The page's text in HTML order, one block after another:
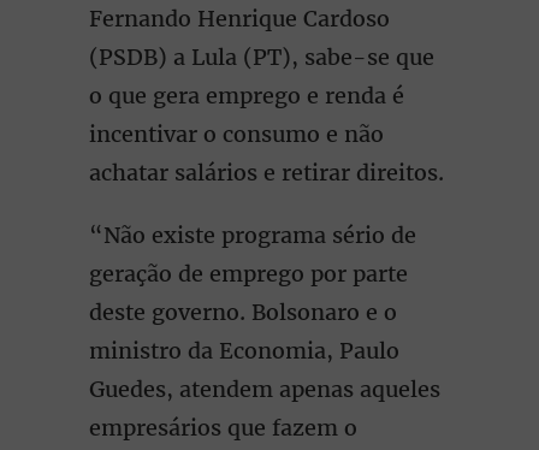
Fernando Henrique Cardoso
(PSDB) a Lula (PT), sabe-se que
o que gera emprego e renda é
incentivar o consumo e não
achatar salários e retirar direitos.
“Não existe programa sério de
geração de emprego por parte
deste governo. Bolsonaro e o
ministro da Economia, Paulo
Guedes, atendem apenas aqueles
empresários que fazem o